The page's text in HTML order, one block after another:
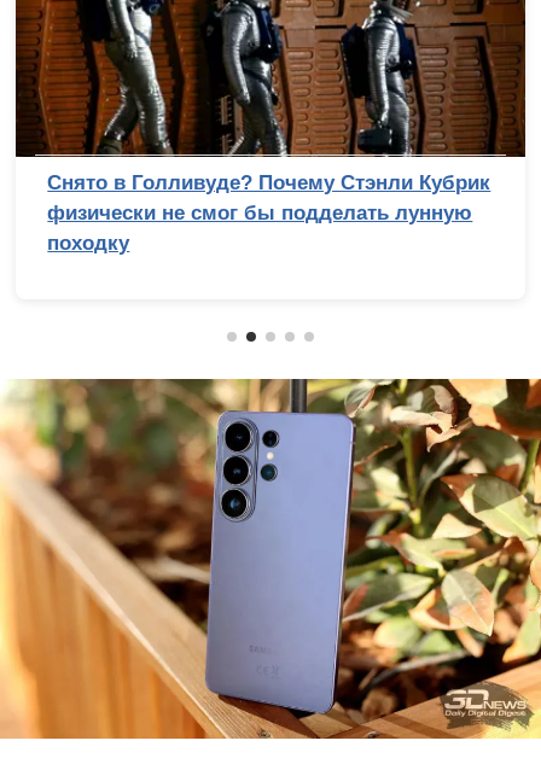
Снято в Голливуде? Почему Стэнли Кубрик
физически не смог бы подделать лунную
походку